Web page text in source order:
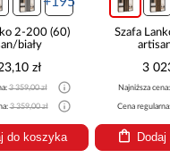
Szafa Lanko 2-200 (60)
Najniższa cena: 3 359,00 zł
Cena regularna: 3 359,00 zł
Dodaj do koszyka